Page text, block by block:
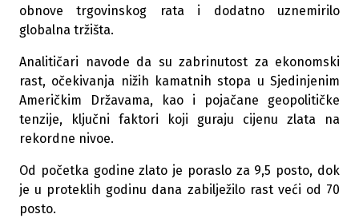
obnove trgovinskog rata i dodatno uznemirilo
globalna tržišta.
Analitičari navode da su zabrinutost za ekonomski
rast, očekivanja nižih kamatnih stopa u Sjedinjenim
Američkim Državama, kao i pojačane geopolitičke
tenzije, ključni faktori koji guraju cijenu zlata na
rekordne nivoe.
Od početka godine zlato je poraslo za 9,5 posto, dok
je u proteklih godinu dana zabilježilo rast veći od 70
posto.